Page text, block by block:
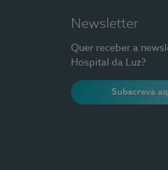
Newsletter
Quer receber a
Hospital da Luz?
Subscreva